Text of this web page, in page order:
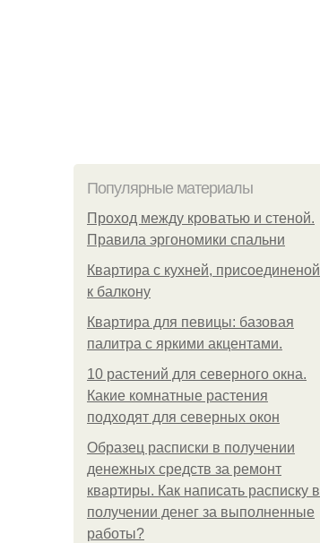
Популярные материалы
Проход между кроватью и стеной.
Правила эргономики спальни
Квартира с кухней, присоединеной
к балкону
Квартира для певицы: базовая
палитра с яркими акцентами.
10 растений для северного окна.
Какие комнатные растения
подходят для северных окон
Образец расписки в получении
денежных средств за ремонт
квартиры. Как написать расписку в
получении денег за выполненные
работы?